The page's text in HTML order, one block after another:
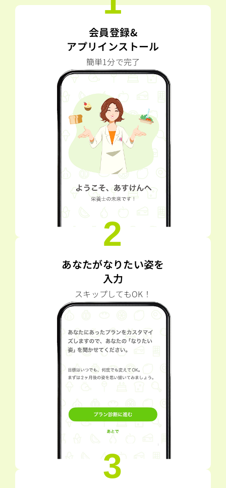
会員登録&
アプリインストール
簡単1分で完了
2
あなたがなりたい姿を
入力
スキップしてもOK！
3